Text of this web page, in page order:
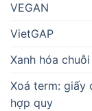
VEGAN
VietGAP
Xanh hóa
Xoá term: giấy
hợp quy